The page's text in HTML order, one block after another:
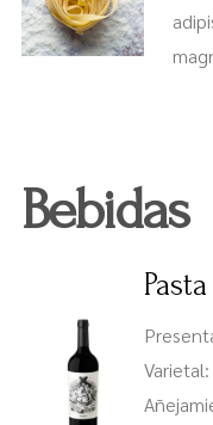
Bebidas
Pasta